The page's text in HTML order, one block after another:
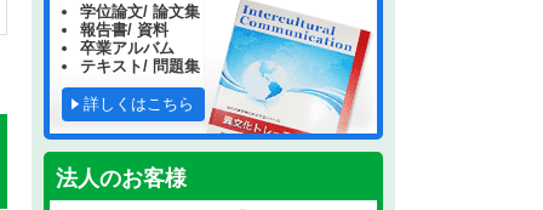
学位論文/ 論文集
報告書/ 資料
卒業アルバム
テキスト/ 問題集
詳しくはこちら
法人のお客様